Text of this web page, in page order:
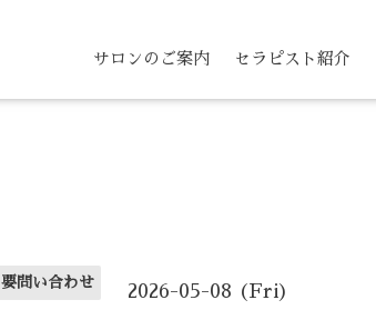
サロンのご案内 セラピスト紹介
要問い合わせ 2026-05-08 (Fri)